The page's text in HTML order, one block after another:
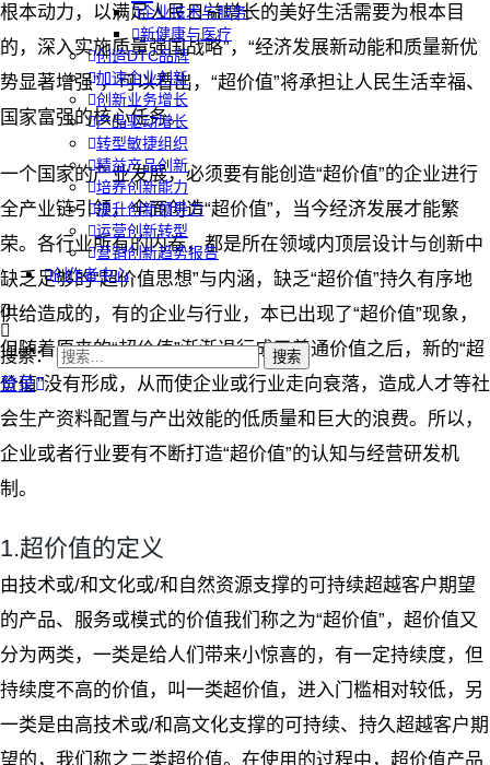
企业技术与服务
新健康与医疗
创造DTC品牌
加速企业创新
创新业务增长
产品驱动增长
转型敏捷组织
精益产品创新
培养创新能力
提升创新领导力
运营创新转型
营销创新趋势报告
创作者中心
搜索：
登录
根本动力，以满足人民日益增长的美好生活需要为根本目
的，深入实施质量强国战略”，“经济发展新动能和质量新优
势显著增强”，可以看出，“超价值”将承担让人民生活幸福、
国家富强的核心任务。
一个国家的产业发展，必须要有能创造“超价值”的企业进行
全产业链引领，全面创造“超价值”，当今经济发展才能繁
荣。各行业所有的内卷，都是所在领域内顶层设计与创新中
缺乏足够的“超价值思想”与内涵，缺乏“超价值”持久有序地
供给造成的，有的企业与行业，本已出现了“超价值”现象，
但随着原来的“超价值”渐渐退行成了普通价值之后，新的“超
价值”没有形成，从而使企业或行业走向衰落，造成人才等社
会生产资料配置与产出效能的低质量和巨大的浪费。所以，
企业或者行业要有不断打造“超价值”的认知与经营研发机
制。
1.超价值的定义
由技术或/和文化或/和自然资源支撑的可持续超越客户期望
的产品、服务或模式的价值我们称之为“超价值”，超价值又
分为两类，一类是给人们带来小惊喜的，有一定持续度，但
持续度不高的价值，叫一类超价值，进入门槛相对较低，另
一类是由高技术或/和高文化支撑的可持续、持久超越客户期
望的，我们称之二类超价值。在使用的过程中，超价值产品